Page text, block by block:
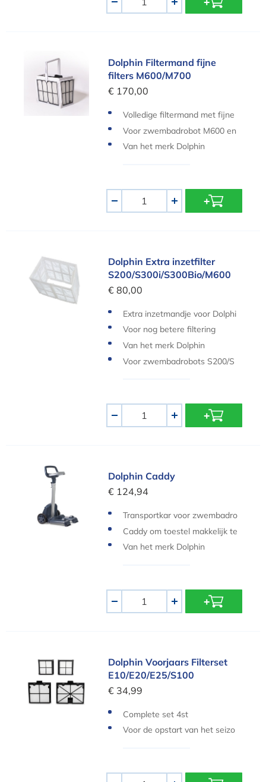
+
Dolphin Filtermand fijne filters M600/M700
Dolphin Filtermand fijne
filters M600/M700
€ 170,00
Volledige filtermand met fijne
filters
Voor zwembadrobot M600 en
M700
Van het merk Dolphin
+
Dolphin Extra inzetfilter S200/S300i/S300Bio/
Dolphin Extra inzetfilter
S200/S300i/S300Bio/M600
€ 80,00
Extra inzetmandje voor Dolphi
n zwembadrobots
Voor nog betere filtering
Van het merk Dolphin
Voor zwembadrobots S200/S
+
Dolphin Caddy
Dolphin Caddy
€ 124,94
Transportkar voor zwembadro
bot
Caddy om toestel makkelijk te
verplaatsen en op te bergen
Van het merk Dolphin
+
Dolphin Voorjaars Filterset E10/E20/E25/S100
Dolphin Voorjaars Filterset
E10/E20/E25/S100
€ 34,99
Complete set 4st
Voor de opstart van het seizo